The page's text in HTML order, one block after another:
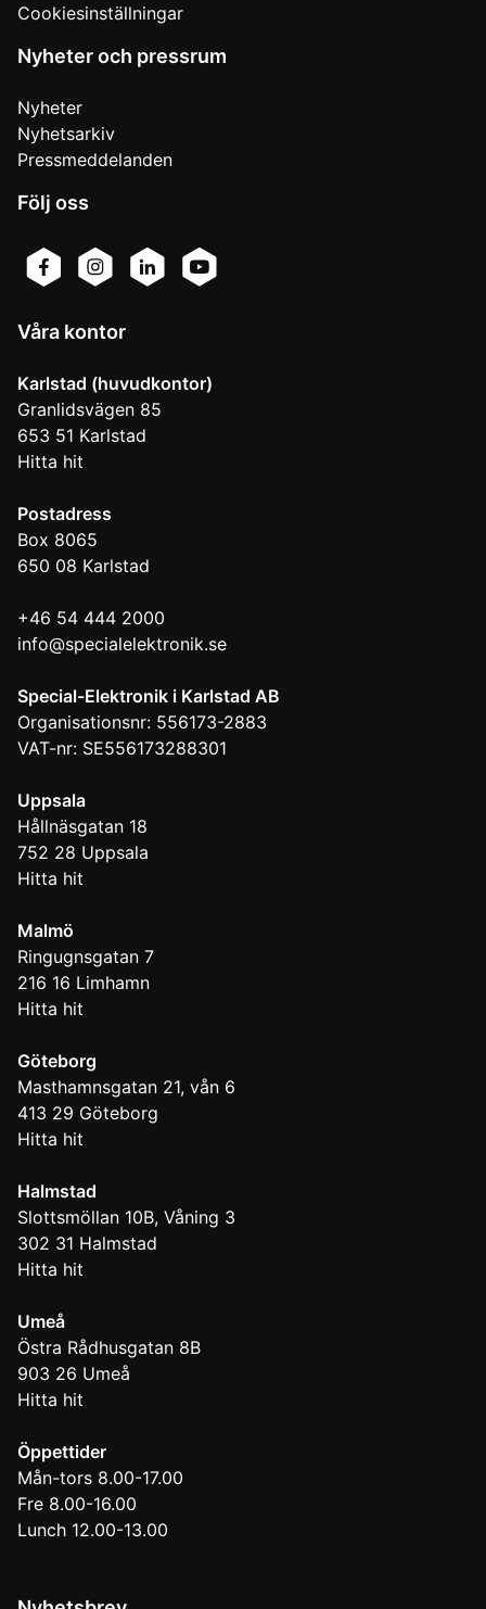
Cookiesinställningar
Nyheter och pressrum
Nyheter
Nyhetsarkiv
Pressmeddelanden
Följ oss
Våra kontor
Karlstad (huvudkontor)
Granlidsvägen 85
653 51 Karlstad
Hitta hit
Postadress
Box 8065
650 08 Karlstad
+46 54 444 2000
info@specialelektronik.se
Special-Elektronik i Karlstad AB
Organisationsnr: 556173-2883
VAT-nr: SE556173288301
Uppsala
Hållnäsgatan 18
752 28 Uppsala
Hitta hit
Malmö
Ringugnsgatan 7
216 16 Limhamn
Hitta hit
Göteborg
Masthamnsgatan 21, vån 6
413 29 Göteborg
Hitta hit
Halmstad
Slottsmöllan 10B, Våning 3
302 31 Halmstad
Hitta hit
Umeå
Östra Rådhusgatan 8B
903 26 Umeå
Hitta hit
Öppettider
Mån-tors 8.00-17.00
Fre 8.00-16.00
Lunch 12.00-13.00